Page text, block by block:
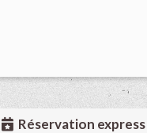
Réservation express